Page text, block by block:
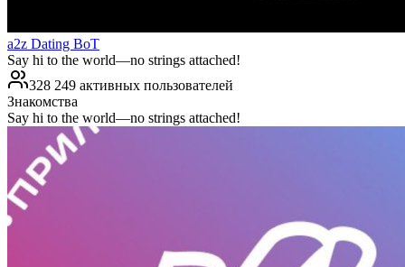
a2z Dating BoT
Say hi to the world—no strings attached!
328 249 активных пользователей
Знакомства
Say hi to the world—no strings attached!